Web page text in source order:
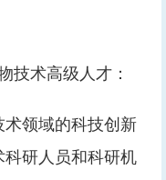
技术高级人才：
领域的科技创新
研人员和科研机